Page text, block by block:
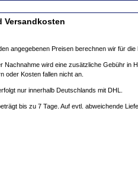
Versandkosten
angegebenen Preisen berechnen wir für
Nachnahme wird eine zusätzliche Gebühr in
oder Kosten fallen nicht an.
nur innerhalb Deutschlands mit DHL.
bis zu 7 Tage. Auf evtl. abweichende